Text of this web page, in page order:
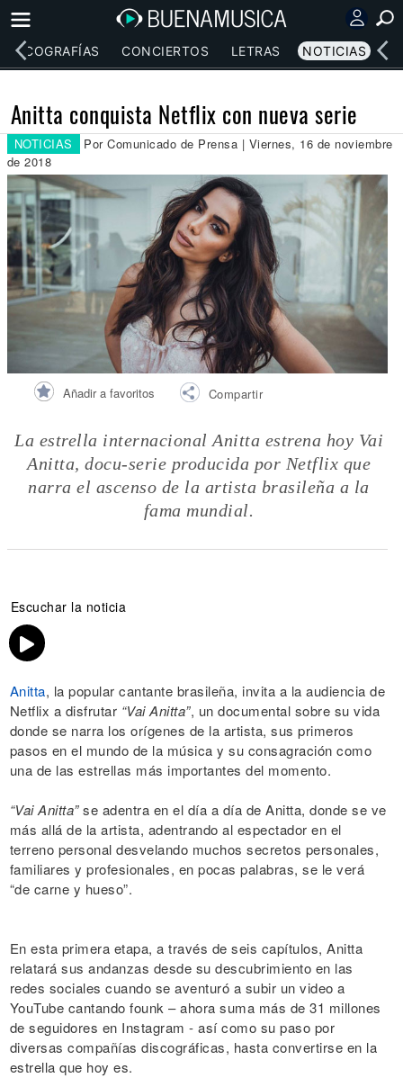
DISCOGRAFÍAS CONCIERTOS LETRAS NOTICIAS
Anitta conquista Netflix con nueva serie
NOTICIAS
Por Comunicado de Prensa | Viernes, 16 de noviembre
de 2018
Añadir a favoritos Compartir
La estrella internacional Anitta estrena hoy Vai
Anitta, docu-serie producida por Netflix que
narra el ascenso de la artista brasileña a la
fama mundial.
Escuchar la noticia
Anitta, la popular cantante brasileña, invita a la audiencia de
Netflix a disfrutar “Vai Anitta”, un documental sobre su vida
donde se narra los orígenes de la artista, sus primeros
pasos en el mundo de la música y su consagración como
una de las estrellas más importantes del momento.
“Vai Anitta”se adentra en el día a día de Anitta, donde se ve
más allá de la artista, adentrando al espectador en el
terreno personal desvelando muchos secretos personales,
familiares y profesionales, en pocas palabras, se le verá
“de carne y hueso”.
En esta primera etapa, a través de seis capítulos, Anitta
relatará sus andanzas desde su descubrimiento en las
redes sociales cuando se aventuró a subir un video a
YouTube cantando founk – ahora suma más de 31 millones
de seguidores en Instagram - así como su paso por
diversas compañías discográficas, hasta convertirse en la
estrella que hoy es.